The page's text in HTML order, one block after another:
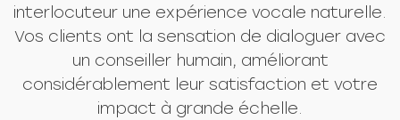
interlocuteur une expérience vocale naturelle.
Vos clients ont la sensation de dialoguer avec
un conseiller humain, améliorant
considérablement leur satisfaction et votre
impact à grande échelle.